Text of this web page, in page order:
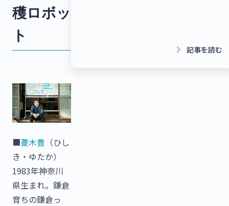
穫ロボッ
ト
■菱木豊 （ひし
き・ゆたか）
1983年神奈川
県生まれ。鎌倉
育ちの鎌倉っ
「homehub」を提供するビット
keyboard_arrow_right 記事を読む